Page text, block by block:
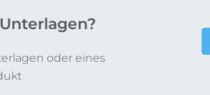
oder eines